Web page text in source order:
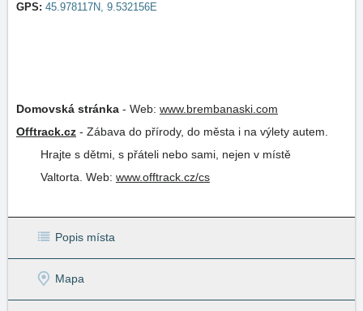
GPS: 45.978117N, 9.532156E
Domovská stránka - Web: www.brembanaski.com
Offtrack.cz - Zábava do přírody, do města i na výlety autem.
Hrajte s dětmi, s přáteli nebo sami, nejen v místě
Valtorta. Web: www.offtrack.cz/cs
Popis místa
Mapa